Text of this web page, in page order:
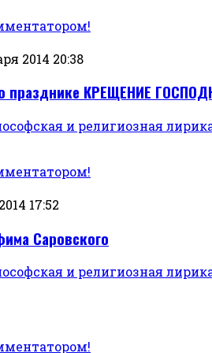
2014 20:38
празднике КРЕЩЕНИЕ
и религиозная
17:52
Саровского
и религиозная